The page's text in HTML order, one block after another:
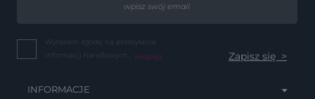
Wyrażam zgodę na przesyłanie
informacji handlowych... (więcej)
INFORMACJE